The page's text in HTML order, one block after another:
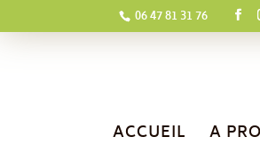
06 47 81 31 76
ACCUEIL A